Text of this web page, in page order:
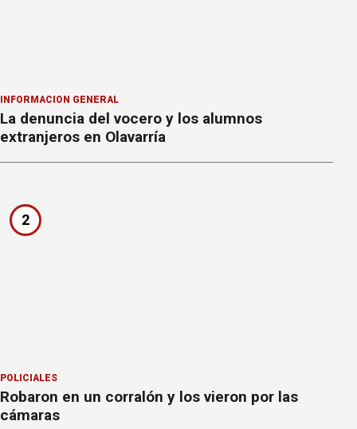
INFORMACION GENERAL
La denuncia del vocero y los alumnos
extranjeros en Olavarría
2
POLICIALES
Robaron en un corralón y los vieron por las
cámaras